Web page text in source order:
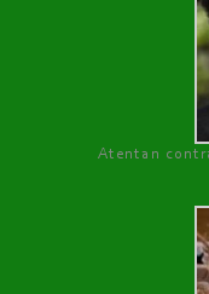
Atentan